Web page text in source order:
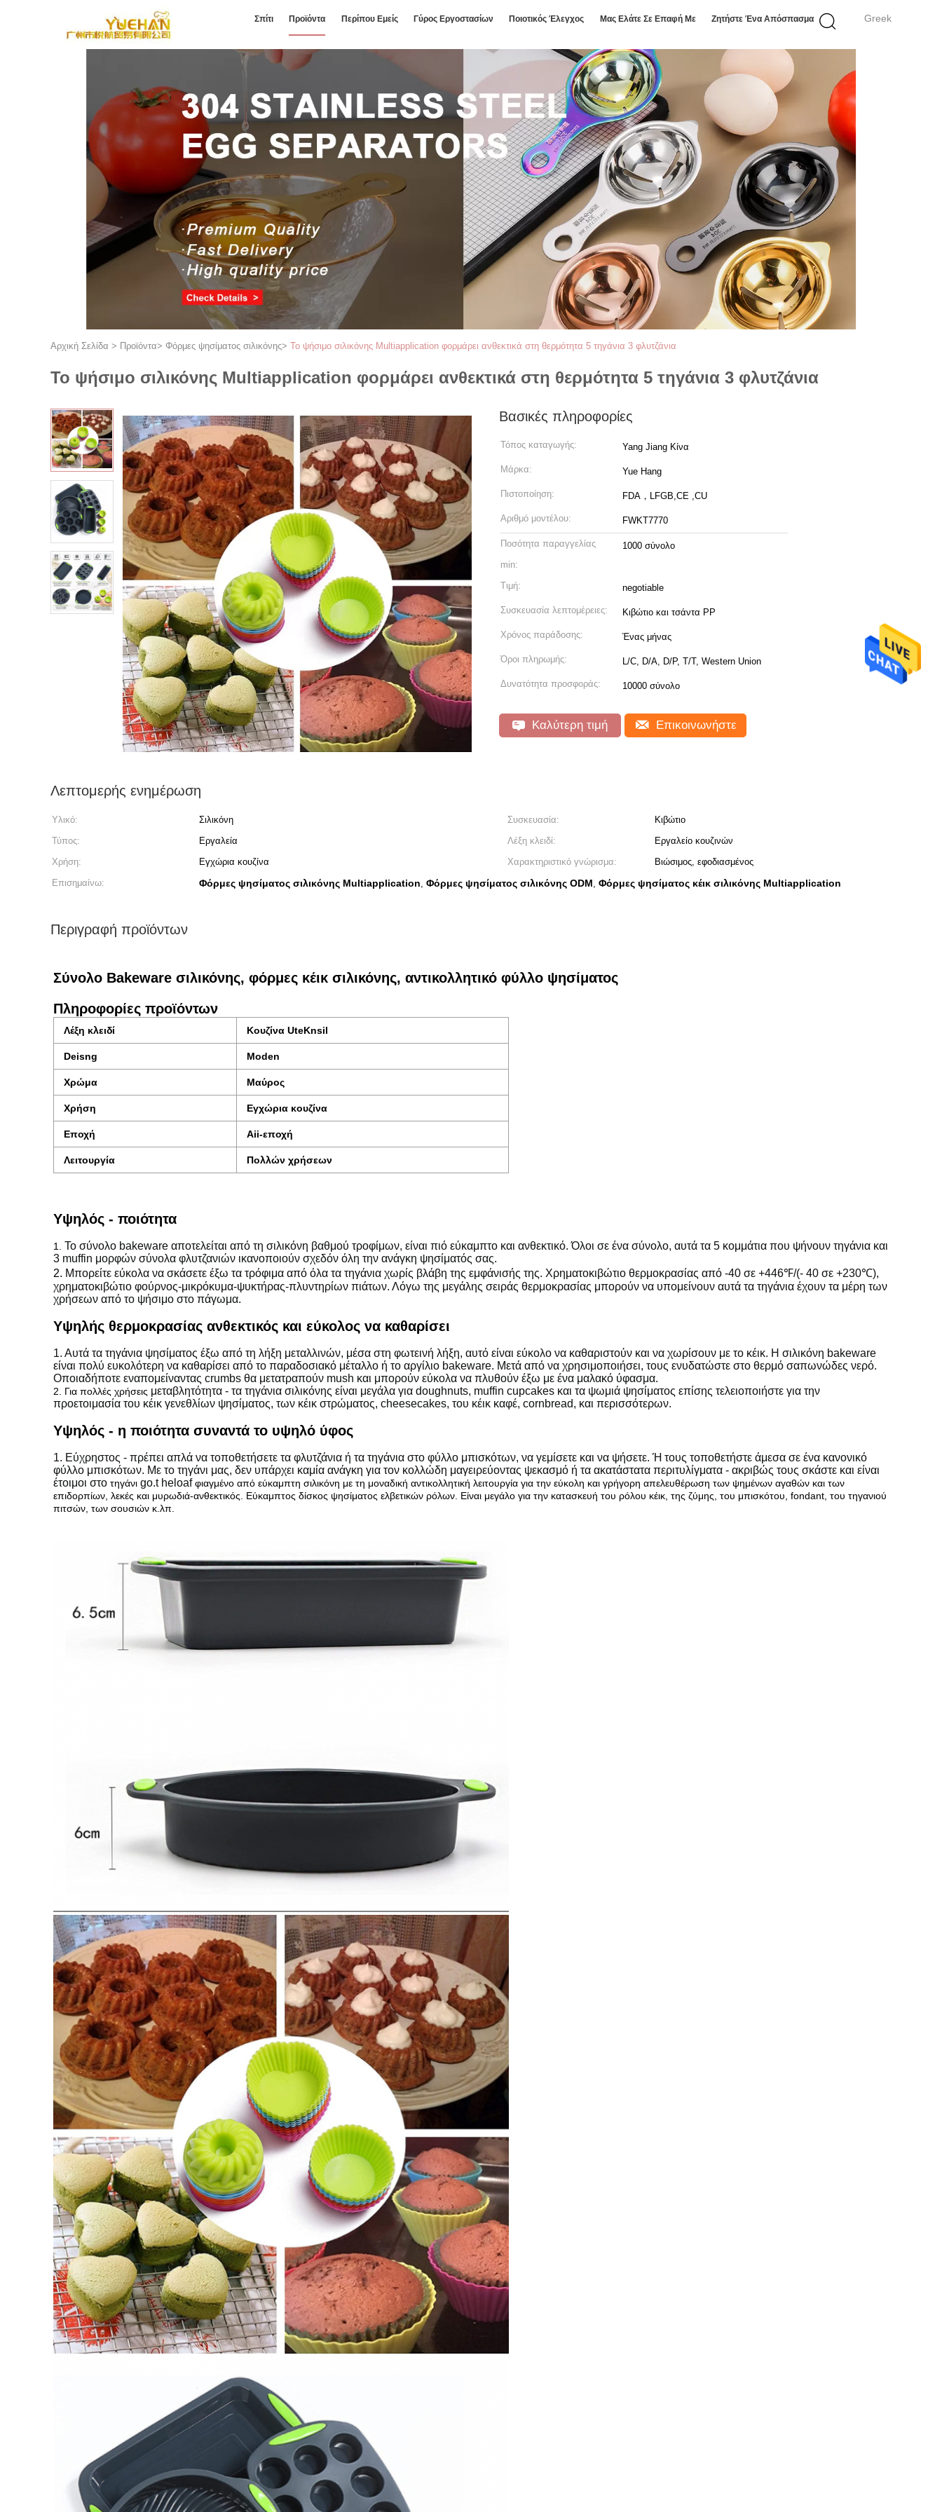
Greek
Σπίτι Προϊόντα Περίπου Εμείς Γύρος Εργοστασίων Ποιοτικός Έλεγχος Μας Ελάτε Σε Επαφή Με Ζητήστε Ένα Απόσπασμα
Αρχική Σελίδα > Προϊόντα> Φόρμες ψησίματος σιλικόνης> Το ψήσιμο σιλικόνης Multiapplication φορμάρει ανθεκτικά στη θερμότητα 5 τηγάνια 3 φλυτζάνια
Το ψήσιμο σιλικόνης Multiapplication φορμάρει ανθεκτικά στη θερμότητα 5 τηγάνια 3 φλυτζάνια
Βασικές πληροφορίες
Τόπος καταγωγής: Yang Jiang Κίνα
Μάρκα: Yue Hang
Πιστοποίηση: FDA，LFGB,CE ,CU
Αριθμό μοντέλου: FWKT7770
Ποσότητα παραγγελίας
min:
1000 σύνολο
Τιμή: negotiable
Συσκευασία λεπτομέρειες: Κιβώτιο και τσάντα PP
Χρόνος παράδοσης: Ένας μήνας
Όροι πληρωμής: L/C, D/A, D/P, T/T, Western Union
Δυνατότητα προσφοράς: 10000 σύνολο
Καλύτερη τιμή Επικοινωνήστε
Λεπτομερής ενημέρωση
Υλικό: Σιλικόνη Συσκευασία:
Κιβώτιο
Τύπος:
Εργαλεία Λέξη κλειδί:
Εργαλείο κουζινών
Χρήση:
Εγχώρια κουζίνα Χαρακτηριστικό γνώρισμα:
Βιώσιμος, εφοδιασμένος
Επισημαίνω:
Φόρμες ψησίματος σιλικόνης Multiapplication, Φόρμες ψησίματος σιλικόνης ODM, Φόρμες ψησίματος κέικ σιλικόνης Multiapplication
Περιγραφή προϊόντων
Σύνολο Bakeware σιλικόνης, φόρμες κέικ σιλικόνης, αντικολλητικό φύλλο ψησίματος
Πληροφορίες προϊόντων
Λέξη κλειδί Κουζίνα UteKnsil
Deisng Moden
Χρώμα Μαύρος
Χρήση Εγχώρια κουζίνα
Εποχή Aii-εποχή
Λειτουργία Πολλών χρήσεων
Υψηλός - ποιότητα
1.
Το σύνολο bakeware αποτελείται από τη σιλικόνη βαθμού τροφίμων, είναι πιό εύκαμπτο και ανθεκτικό. Όλοι σε ένα σύνολο, αυτά τα 5 κομμάτια που ψήνουν τηγάνια και
3 muffin μορφών σύνολα φλυτζανιών ικανοποιούν σχεδόν όλη την ανάγκη ψησίματός σας.
2. Μπορείτε εύκολα να σκάσετε έξω τα τρόφιμα από όλα τα τηγάνια χωρίς βλάβη της εμφάνισής της. Χρηματοκιβώτιο θερμοκρασίας από -40 σε +446℉/(- 40 σε +230℃),
χρηματοκιβώτιο φούρνος-μικρόκυμα-ψυκτήρας-πλυντηρίων πιάτων. Λόγω της μεγάλης σειράς θερμοκρασίας μπορούν να υπομείνουν αυτά τα τηγάνια έχουν τα μέρη των
χρήσεων από το ψήσιμο στο πάγωμα.
Υψηλής θερμοκρασίας ανθεκτικός και εύκολος να καθαρίσει
1. Αυτά τα τηγάνια ψησίματος έξω από τη λήξη μεταλλινών, μέσα στη φωτεινή λήξη, αυτό είναι εύκολο να καθαριστούν και να χωρίσουν με το κέικ. Η σιλικόνη bakeware
είναι πολύ ευκολότερη να καθαρίσει από το παραδοσιακό μέταλλο ή το αργίλιο bakeware. Μετά από να χρησιμοποιήσει, τους ενυδατώστε στο θερμό σαπωνώδες νερό.
Οποιαδήποτε εναπομείναντας crumbs θα μετατραπούν mush και μπορούν εύκολα να πλυθούν έξω με ένα μαλακό ύφασμα.
2. Για πολλές χρήσεις μεταβλητότητα - τα τηγάνια σιλικόνης είναι μεγάλα για doughnuts, muffin cupcakes και τα ψωμιά ψησίματος επίσης τελειοποιήστε για την
προετοιμασία του κέικ γενεθλίων ψησίματος, των κέικ στρώματος, cheesecakes, του κέικ καφέ, cornbread, και περισσότερων.
Υψηλός - η ποιότητα συναντά το υψηλό ύφος
1. Εύχρηστος - πρέπει απλά να τοποθετήσετε τα φλυτζάνια ή τα τηγάνια στο φύλλο μπισκότων, να γεμίσετε και να ψήσετε. Ή τους τοποθετήστε άμεσα σε ένα κανονικό
φύλλο μπισκότων. Με το τηγάνι μας, δεν υπάρχει καμία ανάγκη για τον κολλώδη μαγειρεύοντας ψεκασμό ή τα ακατάστατα περιτυλίγματα - ακριβώς τους σκάστε και είναι
έτοιμοι στο τηγάνι go.t heloaf φιαγμένο από εύκαμπτη σιλικόνη με τη μοναδική αντικολλητική λειτουργία για την εύκολη και γρήγορη απελευθέρωση των ψημένων αγαθών και των
επιδορπίων, λεκές και μυρωδιά-ανθεκτικός. Εύκαμπτος δίσκος ψησίματος ελβετικών ρόλων. Είναι μεγάλο για την κατασκευή του ρόλου κέικ, της ζύμης, του μπισκότου, fondant, του τηγανιού
πιτσών, των σουσιών κ.λπ.